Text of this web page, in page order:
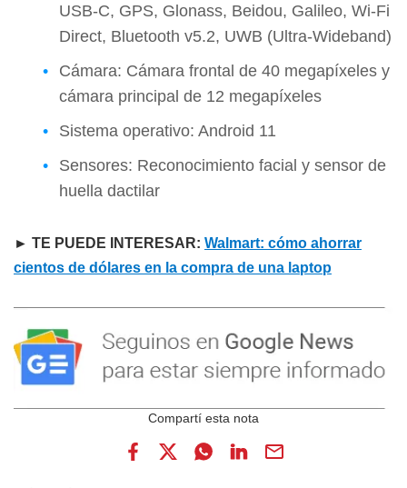
USB-C, GPS, Glonass, Beidou, Galileo, Wi-Fi
Direct, Bluetooth v5.2, UWB (Ultra-Wideband)
Cámara: Cámara frontal de 40 megapíxeles y
cámara principal de 12 megapíxeles
Sistema operativo: Android 11
Sensores: Reconocimiento facial y sensor de
huella dactilar
► TE PUEDE INTERESAR: Walmart: cómo ahorrar
cientos de dólares en la compra de una laptop